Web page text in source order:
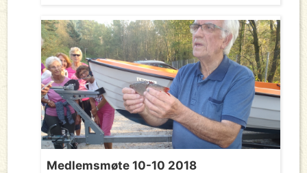
Medlemsmøte 10-10 2018